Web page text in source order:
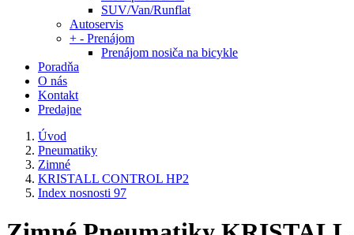
SUV/Van/Runflat
Autoservis
+ - Prenájom
Prenájom nosiča na bicykle
Poradňa
O nás
Kontakt
Predajne
Úvod
Pneumatiky
Zimné
KRISTALL CONTROL HP2
Index nosnosti 97